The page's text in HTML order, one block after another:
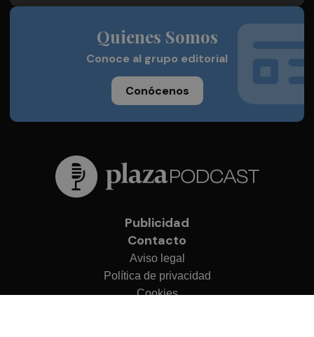
Quienes Somos
Conoce al grupo editorial
Conócenos
Publicidad
Contacto
Aviso legal
Política de privacidad
Cookies